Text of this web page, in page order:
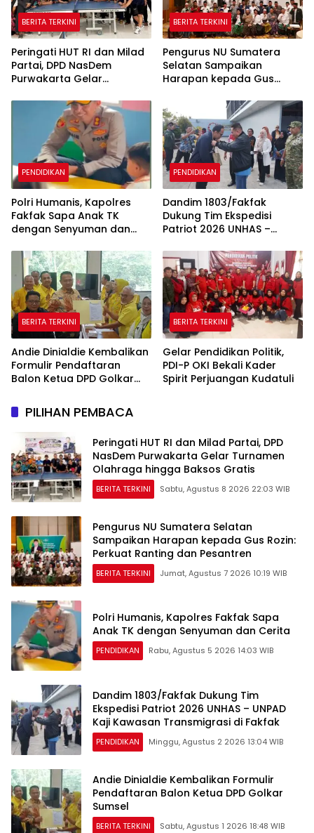
BERITA TERKINI
Peringati HUT RI dan Milad
Partai, DPD NasDem
Purwakarta Gelar
hingga Baksos Gratis
BERITA TERKINI
Pengurus NU Sumatera
Selatan Sampaikan
Harapan kepada Gus
Pesantren
PENDIDIKAN
Polri Humanis, Kapolres
Fakfak Sapa Anak TK
dengan Senyuman dan
PENDIDIKAN
Dandim 1803/Fakfak
Dukung Tim Ekspedisi
Patriot 2026 UNHAS –
Transmigrasi di Fakfak
BERITA TERKINI
Andie Dinialdie Kembalikan
Formulir Pendaftaran
Balon Ketua DPD Golkar
BERITA TERKINI
Gelar Pendidikan Politik,
PDI-P OKI Bekali Kader
Spirit Perjuangan Kudatuli
PILIHAN PEMBACA
Peringati HUT RI dan Milad Partai, DPD
NasDem Purwakarta Gelar Turnamen
Olahraga hingga Baksos Gratis
BERITA TERKINI Sabtu, Agustus 8 2026 22:03 WIB
Pengurus NU Sumatera Selatan
Sampaikan Harapan kepada Gus Rozin:
Perkuat Ranting dan Pesantren
BERITA TERKINI Jumat, Agustus 7 2026 10:19 WIB
Polri Humanis, Kapolres Fakfak Sapa
Anak TK dengan Senyuman dan Cerita
PENDIDIKAN Rabu, Agustus 5 2026 14:03 WIB
Dandim 1803/Fakfak Dukung Tim
Ekspedisi Patriot 2026 UNHAS – UNPAD
Kaji Kawasan Transmigrasi di Fakfak
PENDIDIKAN Minggu, Agustus 2 2026 13:04 WIB
Andie Dinialdie Kembalikan Formulir
Pendaftaran Balon Ketua DPD Golkar
Sumsel
BERITA TERKINI Sabtu, Agustus 1 2026 18:48 WIB